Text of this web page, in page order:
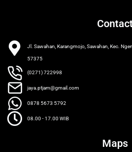
Jl. Sawahan, Karangmojo, Sawahan, Kec.
57375
(0271) 722998
jaya.ptjam@gmail.com
0878 5673 5792
08.00 - 17.00 WIB
Maps